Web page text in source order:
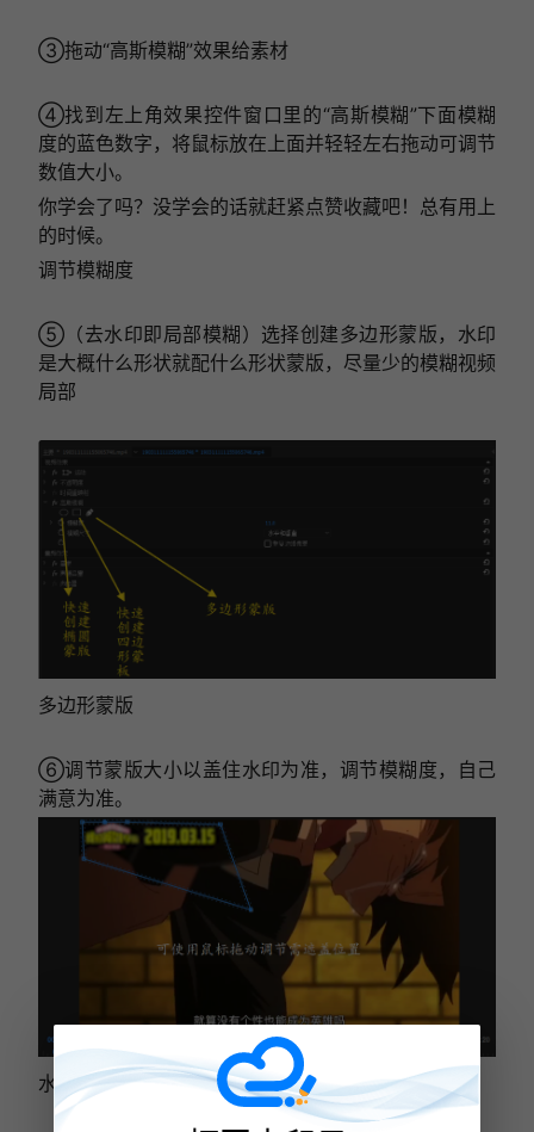
③拖动“高斯模糊”效果给素材
④找到左上角效果控件窗口里的“高斯模糊”下面模糊
度的蓝色数字，将鼠标放在上面并轻轻左右拖动可调节
数值大小。
你学会了吗？没学会的话就赶紧点赞收藏吧！总有用上
的时候。
调节模糊度
⑤（去水印即局部模糊）选择创建多边形蒙版，水印
是大概什么形状就配什么形状蒙版，尽量少的模糊视频
局部
多边形蒙版
⑥调节蒙版大小以盖住水印为准，调节模糊度，自己
满意为准。
水印调节